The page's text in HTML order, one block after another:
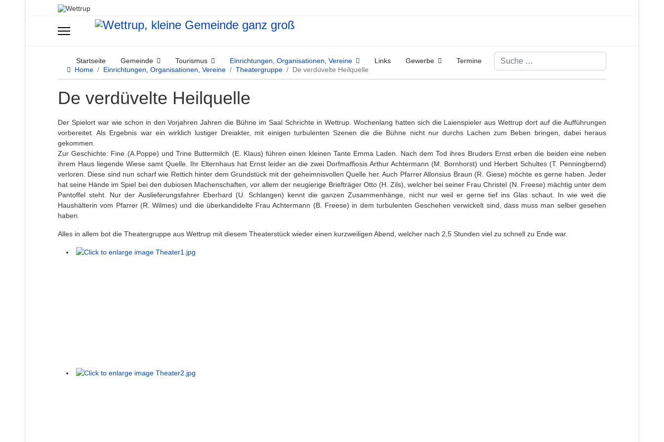
Startseite Gemeinde Tourismus Einrichtungen, Organisationen, Vereine Links Gewerbe Termine
Suchen
Home
Einrichtungen, Organisationen, Vereine Theatergruppe De verdüvelte Heilquelle
De verdüvelte Heilquelle
Der Spielort war wie schon in den Vorjahren Jahren die Bühne im Saal Schrichte in Wettrup. Wochenlang hatten sich die Laienspieler aus Wettrup dort auf die Aufführungen
vorbereitet. Als Ergebnis war ein wirklich lustiger Dreiakter, mit einigen turbulenten Szenen die die Bühne nicht nur durchs Lachen zum Beben bringen, dabei heraus
gekommen.
Zur Geschichte: Fine (A.Poppe) und Trine Buttermilch (E. Klaus) führen einen kleinen Tante Emma Laden. Nach dem Tod ihres Bruders Ernst erben die beiden eine neben
ihrem Haus liegende Wiese samt Quelle. Ihr Elternhaus hat Ernst leider an die zwei Dorfmaffiosis Arthur Achtermann (M. Bornhorst) und Herbert Schultes (T. Penningbernd)
verloren. Diese sind nun scharf wie Rettich hinter dem Grundstück mit der geheimnisvollen Quelle her. Auch Pfarrer Allonsius Braun (R. Giese) möchte es gerne haben. Jeder
hat seine Hände im Spiel bei den dubiosen Machenschaften, vor allem der neugierige Briefträger Otto (H. Zils), welcher bei seiner Frau Christel (N. Freese) mächtig unter dem
Pantoffel steht. Nur der Auslieferungsfahrer Eberhard (U. Schlangen) kennt die ganzen Zusammenhänge, nicht nur weil er gerne tief ins Glas schaut. In wie weit die
Haushälterin vom Pfarrer (R. Wilmes) und die überkandidelte Frau Achtermann (B. Freese) in dem turbulenten Geschehen verwickelt sind, dass muss man selber gesehen
haben.
Alles in allem bot die Theatergruppe aus Wettrup mit diesem Theaterstück wieder einen kurzweiligen Abend, welcher nach 2,5 Stunden viel zu schnell zu Ende war.